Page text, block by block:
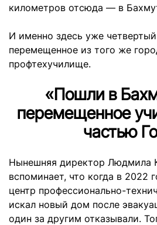
километров отсюда — в
И именно здесь уже
перемещенное из того же
профтехучилище.
«Пошли в
перемещенное
частью
Нынешняя директор Людмила
вспоминает, что когда в 2022
центр профессионально-
искал новый дом после
один за другим отказывали.